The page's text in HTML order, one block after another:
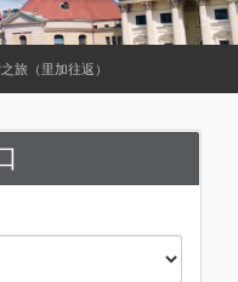
旅（里加往返）